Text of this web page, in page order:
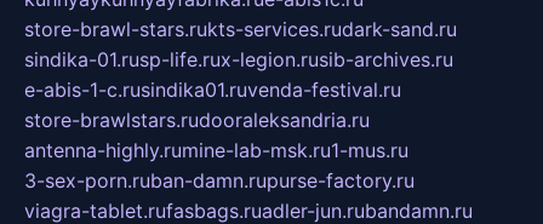
store-brawl-stars.rukts-services.rudark-sand.ru
sindika-01.rusp-life.rux-legion.rusib-archives.ru
e-abis-1-c.rusindika01.ruvenda-festival.ru
store-brawlstars.rudooraleksandria.ru
antenna-highly.rumine-lab-msk.ru1-mus.ru
3-sex-porn.ruban-damn.rupurse-factory.ru
viagra-tablet.rufasbags.ruadler-jun.rubandamn.ru